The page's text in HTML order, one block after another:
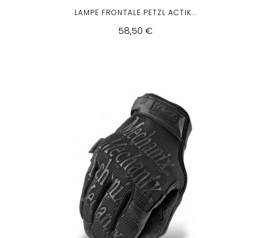
LAMPE FRONTALE PETZL ACTIK...
58,50 €